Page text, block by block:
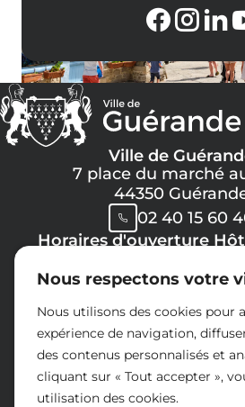
Nous respectons votre
Nous utilisons des cookies pour
expérience de navigation,
des contenus personnalisés et
cliquant sur « Tout accepter »,
utilisation des cookies.
Ville de
7 place du marché
44350
02 40 15 60
Horaires d'ouverture
Lundi, Mercredi, Jeudi,
08h30 -> 12h00
13h30 -> 17h30
Mardi :
8h30 -> 12h00
14h30 -> 17h30
Samedi :
09h00 -> 12h00